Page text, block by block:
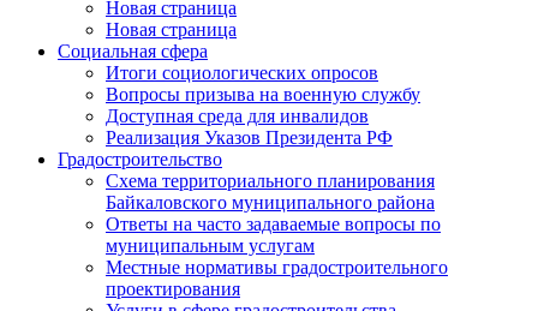
Новая страница
Новая страница
Социальная сфера
Итоги социологических опросов
Вопросы призыва на военную службу
Доступная среда для инвалидов
Реализация Указов Президента РФ
Градостроительство
Схема территориального планирования
Байкаловского муниципального района
Ответы на часто задаваемые вопросы по
муниципальным услугам
Местные нормативы градостроительного
проектирования